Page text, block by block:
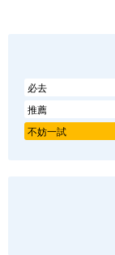
必去
推薦
不妨一試